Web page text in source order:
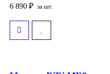
6 890 ₽ за шт.